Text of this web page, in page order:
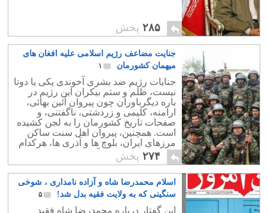
۲۸۵ پخش
جنایت مضاعف رژیم اسلامی علیه افغان های
میهمان کشورمان
۱
جنایات رژیم ضد بشری آخوندی یکی یا دوتا
نیست، ظلم و ستم بیکران این رژیم در
باره دیگرباوران چون پیروان آئین بهائی،
ارامنه، کلیمی و زردشتی، ناگفتنی، و
صفحات تاریخ کشورمان را به لجن کشیده
است. همچنین، پیروان اهل سنت ساکن
مرزهای ایران، بلوچ ها و آذری ها، هرکدام
طعم تلخ جنایت این گروه بی خدا را چشیده
اند.
۲۷۴ پخش
اسلام محمدرضا شاه و آزاده نامداری ، شوخی
سنگینی که به ولایت فقیه بدل شد!
۵
این گفتار درباره محمدرضا شاه فقید